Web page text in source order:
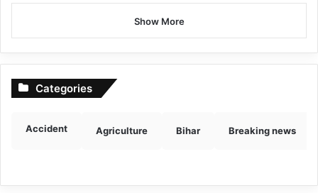
Show More
Categories
Accident Agriculture Bihar Breaking news